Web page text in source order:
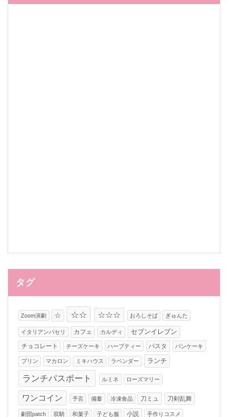
タグ
Zoom演劇 ☆ ☆☆ ☆☆☆ おろしそば ぎゅんた
イタリアンパセリ カフェ カルディ
セブンイレブン
チョコレート
チーズケーキ ハーブティー パスタ パンケーキ
プリン マカロン ミキハウス ラベンダー ランチ
ランチパスポート ルミネ ローズマリー
ワンコイン 予言 備蓄 冷凍食品 刀ミュ 刀剣乱舞
劇団patch 双騎 和菓子 子ども服 小説 手作りコスメ